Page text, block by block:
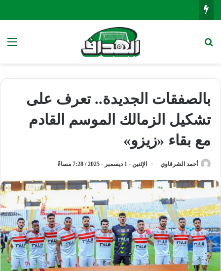
بالصفقات الجديدة.. تعرف على
تشكيل الزمالك الموسم القادم
مع بقاء «زيزو»
أحمد الشرقاوي الإثنين - 1 ديسمبر - 2025 / 7:28 مساءً